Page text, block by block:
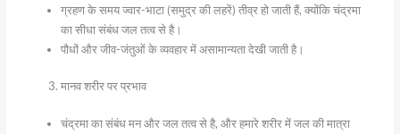
ग्रहण के समय ज्वार-भाटा (समुद्र की लहरें) तीव्र हो जाती हैं, क्योंकि चंद्रमा
का सीधा संबंध जल तत्व से है।
पौधों और जीव-जंतुओं के व्यवहार में असामान्यता देखी जाती है।
मानव शरीर पर प्रभाव
चंद्रमा का संबंध मन और जल तत्व से है, और हमारे शरीर में जल की मात्रा